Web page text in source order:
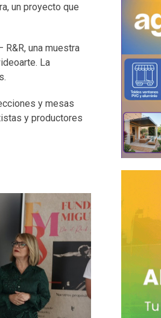
un proyecto que
una muestra
La
y mesas
y productores